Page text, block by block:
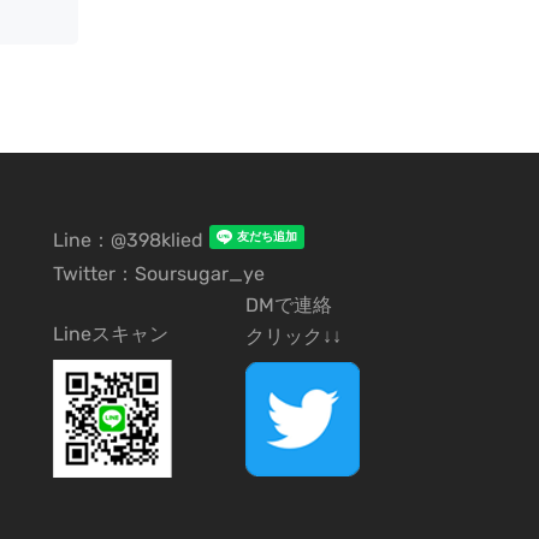
Line：@398klied
Twitter：Soursugar_ye
Lineスキャン
DMで連絡
クリック↓↓